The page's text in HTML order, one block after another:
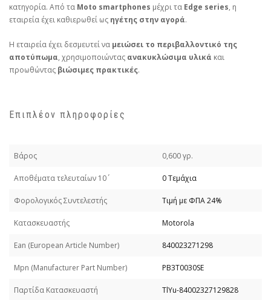
κατηγορία. Από τα Moto smartphones μέχρι τα Edge series, η
εταιρεία έχει καθιερωθεί ως ηγέτης στην αγορά.
Η εταιρεία έχει δεσμευτεί να μειώσει το περιβαλλοντικό της
αποτύπωμα, χρησιμοποιώντας ανακυκλώσιμα υλικά και
προωθώντας βιώσιμες πρακτικές.
Επιπλέον πληροφορίες
Βάρος 0,600 γρ.
Απoθέματα τελευταίων 10΄ 0 Τεμάχια
Φορολογικός Συντελεστής Τιμή με ΦΠΑ 24%
Κατασκευαστής Motorola
Εan (European Article Number) 840023271298
Mpn (Manufacturer Part Number) PB3T0030SE
Παρτίδα Κατασκευαστή TlYu-84002327129828